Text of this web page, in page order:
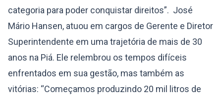
categoria para poder conquistar direitos”. José
Mário Hansen, atuou em cargos de Gerente e Diretor
Superintendente em uma trajetória de mais de 30
anos na Piá. Ele relembrou os tempos difíceis
enfrentados em sua gestão, mas também as
vitórias: “Começamos produzindo 20 mil litros de